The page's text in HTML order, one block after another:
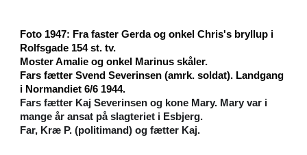
Foto 1947: Fra faster Gerda og onkel Chris's bryllup i
Rolfsgade 154 st. tv.
Moster Amalie og onkel Marinus skåler.
Fars fætter Svend Severinsen (amrk. soldat). Landgang
i Normandiet 6/6 1944.
Fars fætter Kaj Severinsen og kone Mary. Mary var i
mange år ansat på slagteriet i Esbjerg.
Far, Kræ P. (politimand) og fætter Kaj.